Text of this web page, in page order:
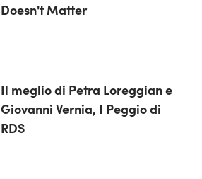
Doesn't Matter
Il meglio di Petra Loreggian e
Giovanni Vernia, I Peggio di
RDS